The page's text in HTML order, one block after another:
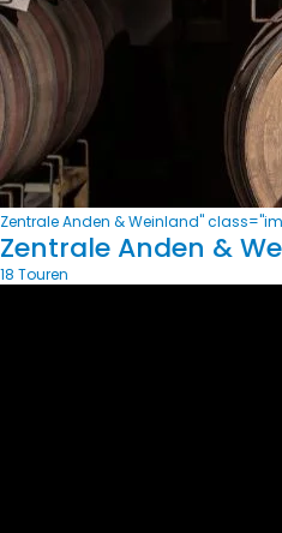
Zentrale Anden & Weinland"
Zentrale Anden &
18 Touren